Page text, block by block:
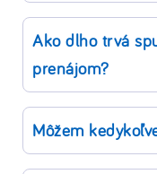
Ako dlho trvá
prenájom?
Môžem